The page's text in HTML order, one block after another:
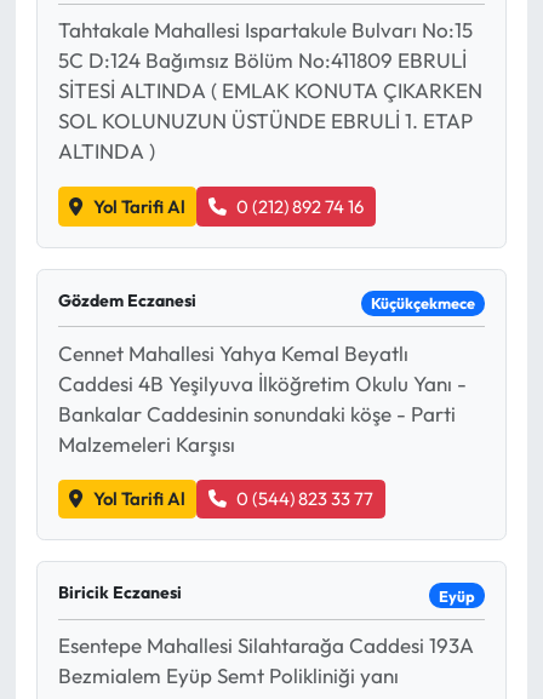
Tahtakale Mahallesi Ispartakule Bulvarı No:15
5C D:124 Bağımsız Bölüm No:411809 EBRULİ
SİTESİ ALTINDA ( EMLAK KONUTA ÇIKARKEN
SOL KOLUNUZUN ÜSTÜNDE EBRULİ 1. ETAP
ALTINDA )
Yol Tarifi Al 0 (212) 892 74 16
Gözdem Eczanesi Küçükçekmece
Cennet Mahallesi Yahya Kemal Beyatlı
Caddesi 4B Yeşilyuva İlköğretim Okulu Yanı -
Bankalar Caddesinin sonundaki köşe - Parti
Malzemeleri Karşısı
Yol Tarifi Al 0 (544) 823 33 77
Biricik Eczanesi Eyüp
Esentepe Mahallesi Silahtarağa Caddesi 193A
Bezmialem Eyüp Semt Polikliniği yanı